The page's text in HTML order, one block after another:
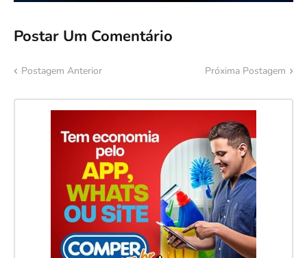
Postar Um Comentário
Postagem Anterior Próxima Postagem